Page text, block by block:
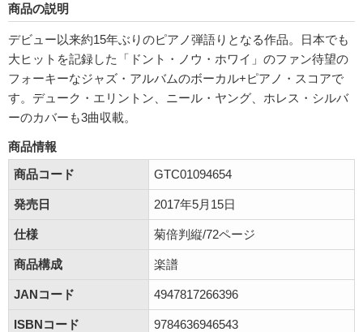
商品の説明
デビュー以来約15年ぶりのピアノ弾語りとなる作品。日本でも
大ヒットを記録した「ドント・ノウ・ホワイ」のファン待望の
フォーキーなジャズ・アルバムのボーカル+ピアノ・スコアで
す。デューク・エリントン、ニール・ヤング、ホレス・シルバ
ーのカバーも3曲収載。
商品情報
商品コード
GTC01094654
発売日 2017年5月15日
仕様 菊倍判縦/72ページ
商品構成 楽譜
JANコード 4947817266396
ISBNコード 9784636946543